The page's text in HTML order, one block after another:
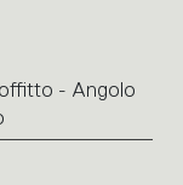
- Angolo